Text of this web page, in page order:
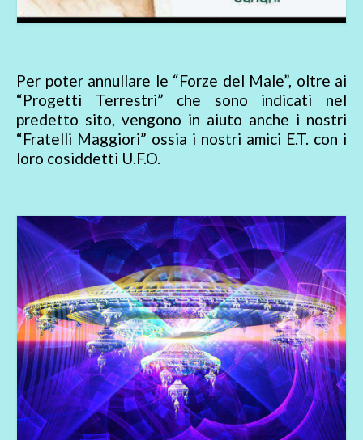
Per poter annullare le “Forze del Male”, oltre ai
“Progetti Terrestri” che sono indicati nel
predetto sito, vengono in aiuto anche i nostri
“Fratelli Maggiori” ossia i nostri amici E.T. con i
loro cosiddetti U.F.O.